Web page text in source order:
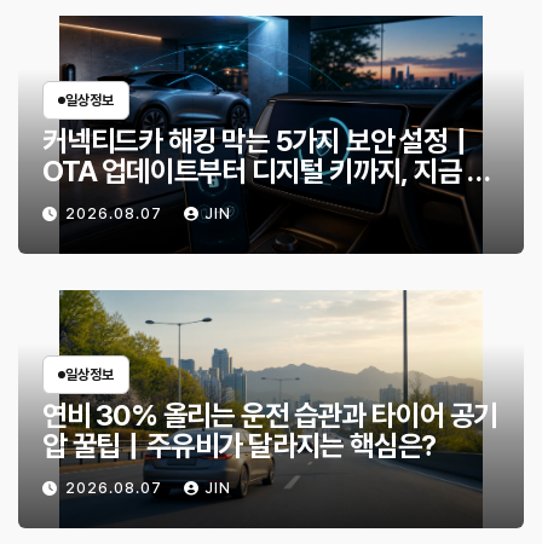
일상정보
커넥티드카 해킹 막는 5가지 보안 설정｜
OTA 업데이트부터 디지털 키까지, 지금 확
인할 것은?
2026.08.07 JIN
일상정보
연비 30% 올리는 운전 습관과 타이어 공기
압 꿀팁｜주유비가 달라지는 핵심은?
2026.08.07 JIN